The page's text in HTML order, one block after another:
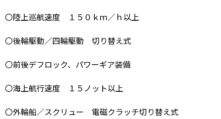
〇陸上巡航速度 １５０ｋｍ／ｈ以上
〇後輪駆動／四輪駆動 切り替え式
〇前後デフロック、パワーギア装備
〇海上航行速度 １５ノット以上
〇外輪船／スクリュー 電磁クラッチ切り替え式